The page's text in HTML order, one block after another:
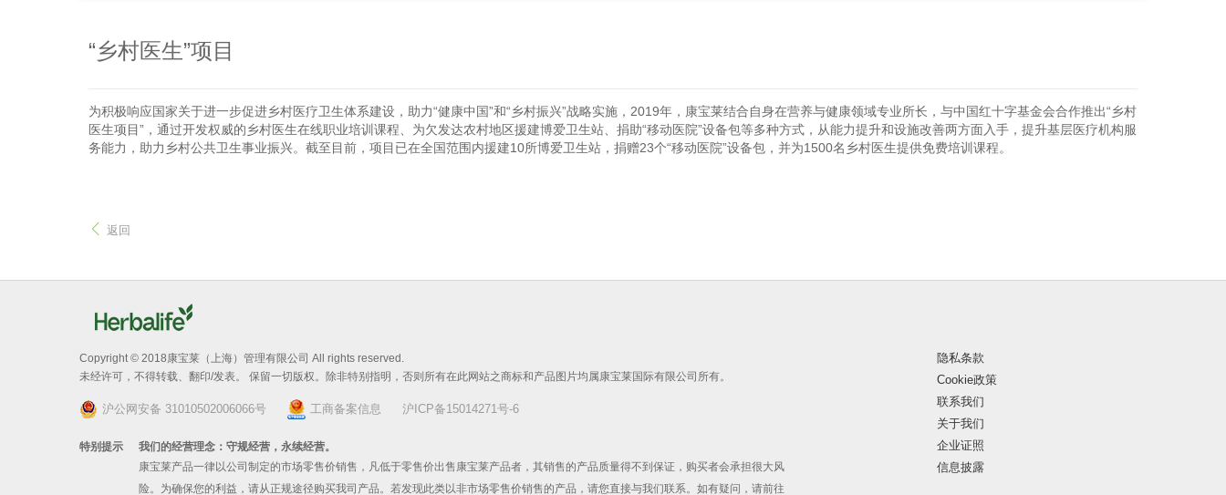
“乡村医生”项目
为积极响应国家关于进一步促进乡村医疗卫生体系建设，助力“健康中国”和“乡村振兴”战略实施，2019年，康宝莱结合自身在营养与健康领域专业所长，与中国红十字基金会合作推出“乡村
医生项目”，通过开发权威的乡村医生在线职业培训课程、为欠发达农村地区援建博爱卫生站、捐助“移动医院”设备包等多种方式，从能力提升和设施改善两方面入手，提升基层医疗机构服
务能力，助力乡村公共卫生事业振兴。截至目前，项目已在全国范围内援建10所博爱卫生站，捐赠23个“移动医院”设备包，并为1500名乡村医生提供免费培训课程。
返回
隐私条款
Cookie政策
联系我们
关于我们
企业证照
信息披露
Copyright © 2018康宝莱（上海）管理有限公司 All rights reserved.
未经许可，不得转载、翻印/发表。 保留一切版权。除非特别指明，否则所有在此网站之商标和产品图片均属康宝莱国际有限公司所有。
沪公网安备 31010502006066号 工商备案信息 沪ICP备15014271号-6
特别提示
我们的经营理念：守规经营，永续经营。
康宝莱产品一律以公司制定的市场零售价销售，凡低于零售价出售康宝莱产品者，其销售的产品质量得不到保证，购买者会承担很大风
险。为确保您的利益，请从正规途径购买我司产品。若发现此类以非市场零售价销售的产品，请您直接与我们联系。如有疑问，请前往